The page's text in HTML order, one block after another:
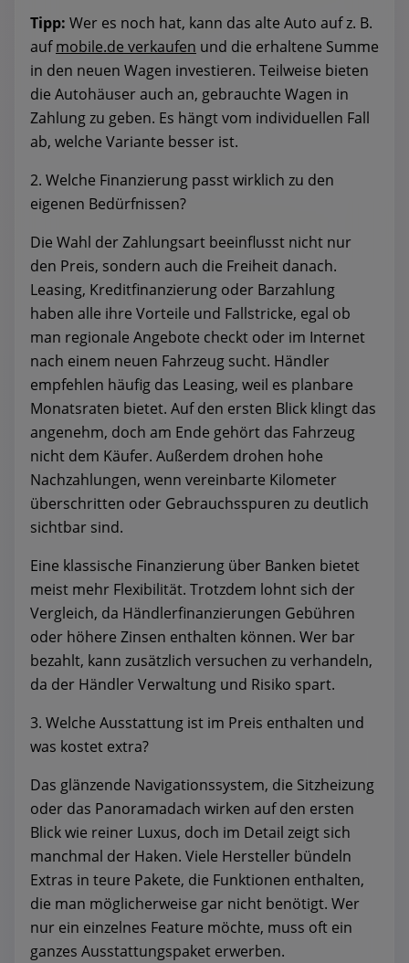
Tipp: Wer es noch hat, kann das alte Auto auf z. B.
aufmobile.de verkaufen und die erhaltene Summe
in den neuen Wagen investieren. Teilweise bieten
die Autohäuser auch an, gebrauchte Wagen in
Zahlung zu geben. Es hängt vom individuellen Fall
ab, welche Variante besser ist.
2. Welche Finanzierung passt wirklich zu den
eigenen Bedürfnissen?
Die Wahl der Zahlungsart beeinflusst nicht nur
den Preis, sondern auch die Freiheit danach.
Leasing, Kreditfinanzierung oder Barzahlung
haben alle ihre Vorteile und Fallstricke, egal ob
man regionale Angebote checkt oder im Internet
nach einem neuen Fahrzeug sucht. Händler
empfehlen häufig das Leasing, weil es planbare
Monatsraten bietet. Auf den ersten Blick klingt das
angenehm, doch am Ende gehört das Fahrzeug
nicht dem Käufer. Außerdem drohen hohe
Nachzahlungen, wenn vereinbarte Kilometer
überschritten oder Gebrauchsspuren zu deutlich
sichtbar sind.
Eine klassische Finanzierung über Banken bietet
meist mehr Flexibilität. Trotzdem lohnt sich der
Vergleich, da Händlerfinanzierungen Gebühren
oder höhere Zinsen enthalten können. Wer bar
bezahlt, kann zusätzlich versuchen zu verhandeln,
da der Händler Verwaltung und Risiko spart.
3. Welche Ausstattung ist im Preis enthalten und
was kostet extra?
Das glänzende Navigationssystem, die Sitzheizung
oder das Panoramadach wirken auf den ersten
Blick wie reiner Luxus, doch im Detail zeigt sich
manchmal der Haken. Viele Hersteller bündeln
Extras in teure Pakete, die Funktionen enthalten,
die man möglicherweise gar nicht benötigt. Wer
nur ein einzelnes Feature möchte, muss oft ein
ganzes Ausstattungspaket erwerben.